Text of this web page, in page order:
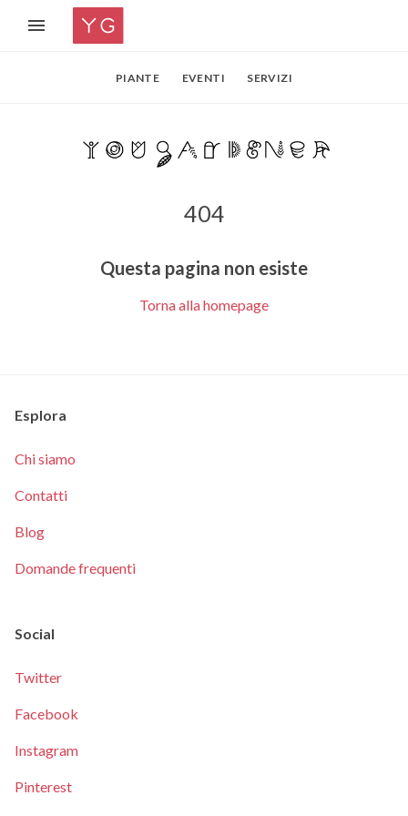
PIANTE EVENTI SERVIZI
404
Questa pagina non esiste
Torna alla homepage
Esplora
Chi siamo
Contatti
Blog
Domande frequenti
Social
Twitter
Facebook
Instagram
Pinterest